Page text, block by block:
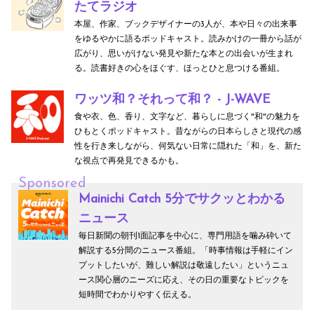
たてラジオ
本屋、作家、ブックデザイナーの3人が、本や日々の出来事
をゆるやかに語るポッドキャスト。読みかけの一冊から話が
広がり、思いがけない発見や新たな本との出会いが生まれ
る。読書好きの心をほぐす、ほっとひと息つける番組。
ワッツ和？それって和？ - J-WAVE
食や衣、色、香り、文字など、暮らしに息づく"和"の魅力を
ひもとくポッドキャスト。昔ながらの日本らしさと現代の感
性を行き来しながら、何気ない日常に隠れた「和」を、新た
な視点で再発見できるかも。
Sponsored
Mainichi Catch 5分でサクッとわかる
ニュース
毎日新聞の朝刊1面記事を中心に、専門用語を噛み砕いて
解説する5分間のニュース番組。「時事情報は手軽にイン
プットしたいが、難しい解説は敬遠したい」というニュ
ース関心層のニーズに応え、その日の重要なトピックを
短時間でわかりやすく伝える。